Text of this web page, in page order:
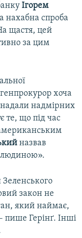
Ігорем
нахабна спроба
щастя, цей
за цим
хоча
надмірних
те, що під час
назвав
закон не
який наймає,
пише Герінґ. Інші